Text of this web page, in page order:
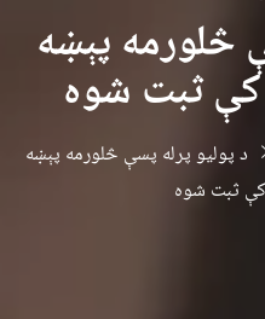
څلورمه پېښه
کې ثبت شوه
د پولیو پرله پسې څلورمه پېښه
کې ثبت شوه